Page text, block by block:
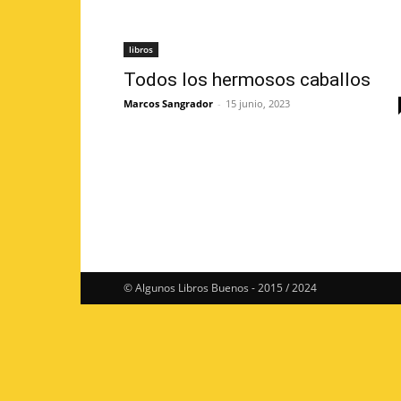
libros
Todos los hermosos caballos
Marcos Sangrador - 15 junio, 2023
© Algunos Libros Buenos - 2015 / 2024